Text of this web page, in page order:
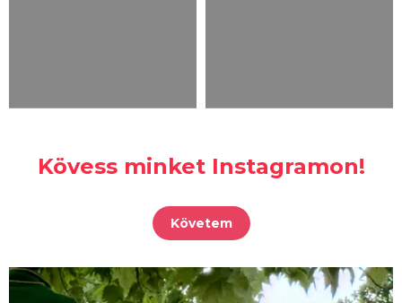
Kövess minket Instagramon!
Követem